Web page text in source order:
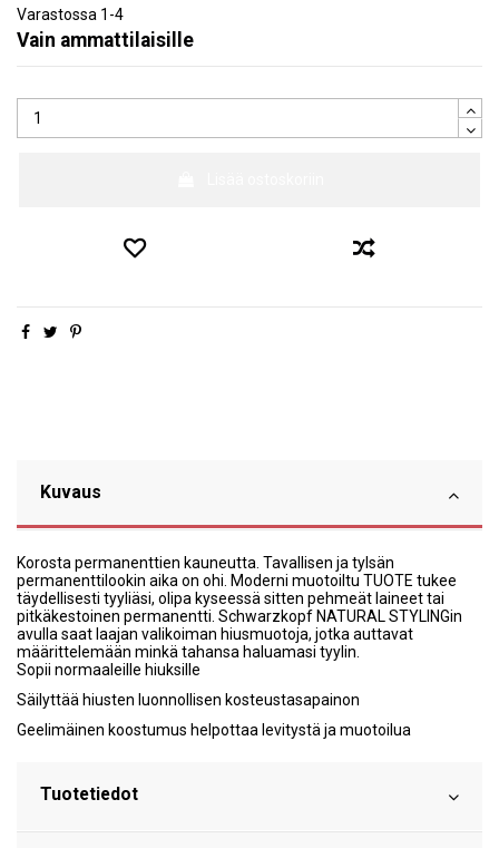
Varastossa 1-4
Vain ammattilaisille
Kuvaus
Korosta permanenttien kauneutta. Tavallisen ja tylsän
permanenttilookin aika on ohi. Moderni muotoiltu TUOTE tukee
täydellisesti tyyliäsi, olipa kyseessä sitten pehmeät laineet tai
pitkäkestoinen permanentti. Schwarzkopf NATURAL STYLINGin
avulla saat laajan valikoiman hiusmuotoja, jotka auttavat
määrittelemään minkä tahansa haluamasi tyylin.
Sopii normaaleille hiuksille
Säilyttää hiusten luonnollisen kosteustasapainon
Geelimäinen koostumus helpottaa levitystä ja muotoilua
Tuotetiedot